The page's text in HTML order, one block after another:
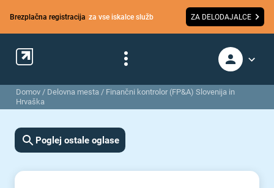
Brezplačna registracija za vse iskalce služb ZA DELODAJALCE
Domov / Delovna mesta / Finančni kontrolor (FP&A) Slovenija in
Hrvaška
Poglej ostale oglase